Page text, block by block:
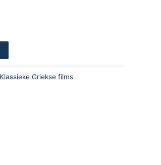
Klassieke Griekse films